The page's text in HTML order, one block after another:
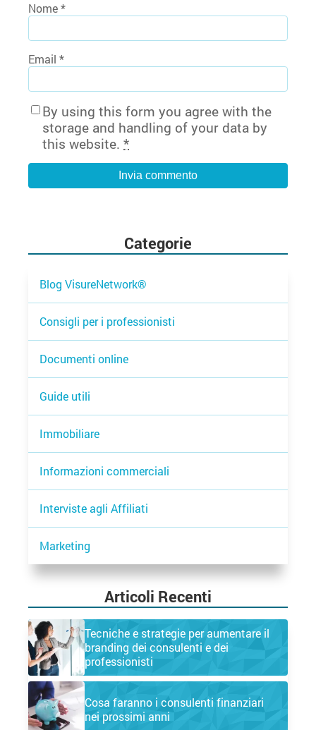
Nome*
Email *
By using this form you agree with the
storage and handling of your data by
this website. *
Categorie
Blog VisureNetwork®
Consigli per i professionisti
Documenti online
Guide utili
Immobiliare
Informazioni commerciali
Interviste agli Affiliati
Marketing
Articoli Recenti
Tecniche e strategie per aumentare il
branding dei consulenti e dei
professionisti
Cosa faranno i consulenti finanziari
nei prossimi anni